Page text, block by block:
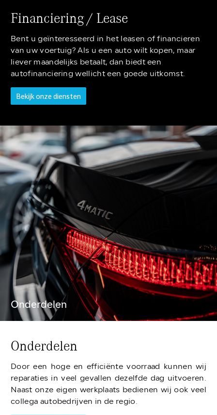
Financiering / Lease
Bent u geïnteresseerd in het leasen of financieren
van uw voertuig? Als u een auto wilt kopen, maar
liever maandelijks betaalt, dan biedt een
autofinanciering wellicht een goede uitkomst.
Bekijk onze diensten
Onderdelen
Onderdelen
Door een hoge en efficiënte voorraad kunnen wij
reparaties in veel gevallen dezelfde dag uitvoeren.
Naast onze eigen werkplaats bedienen wij ook veel
collega autobedrijven in de regio.